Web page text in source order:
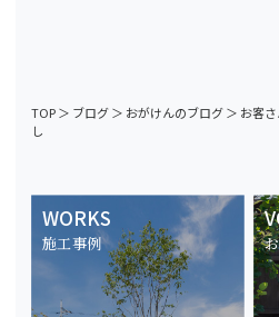
TOP＞ ブログ＞ おがけんのブログ＞ お客さ
し
WORKS
施工事例